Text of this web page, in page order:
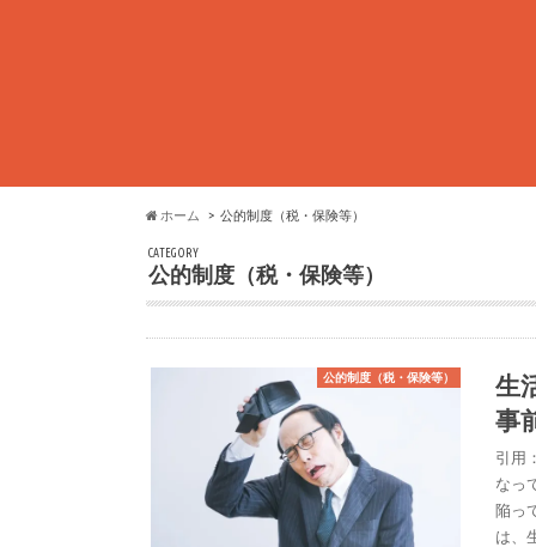
ホーム 公的制度（税・保険等）
CATEGORY
公的制度（税・保険等）
公的制度（税・保険等）
生
事
引用
なっ
陥っ
は、